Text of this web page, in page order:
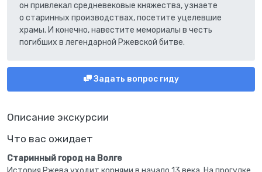
Описание экскурсии
Что вас ожидает
Старинный город на Волге
он привлекал средневековые княжества, узнаете
о старинных производствах, посетите уцелевшие
храмы. И конечно, навестите мемориалы в честь
погибших в легендарной Ржевской битве.
Задать вопрос гиду